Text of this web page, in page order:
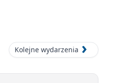
Kolejne wydarzenia